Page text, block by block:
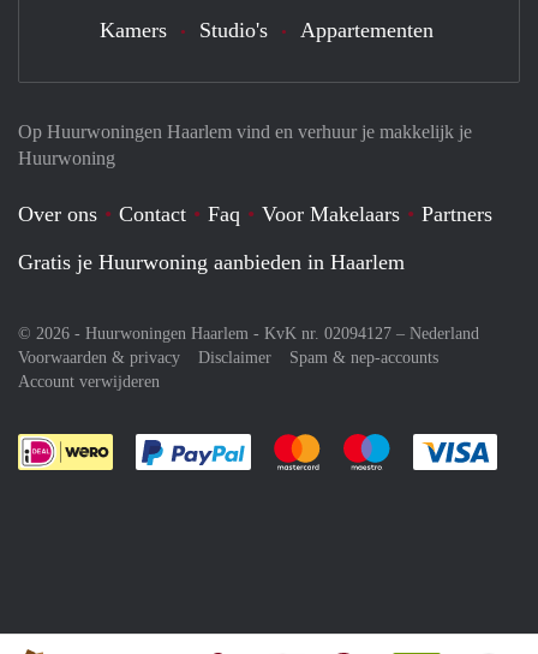
Op Huurwoningen Haarlem vind en verhuur je makkelijk je
Huurwoning
Over ons Contact Faq Voor Makelaars
Partners
Gratis je Huurwoning aanbieden in Haarlem
© 2026 - Huurwoningen Haarlem - KvK nr. 02094127 – Nederland
Voorwaarden & privacy
Disclaimer
Spam & nep-accounts
Account verwijderen
Je rekent gemakkelijk af met Paypal
Je rekent gemakkelijk af met
Je rekent
Kamers Studio's Appartementen